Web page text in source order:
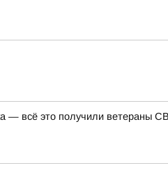
всё это получили ветераны